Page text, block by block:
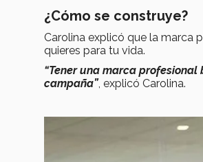
¿Cómo se construye?
Carolina explicó que la marca
quieres para tu vida.
“Tener una marca
campaña”, explicó Carolina.